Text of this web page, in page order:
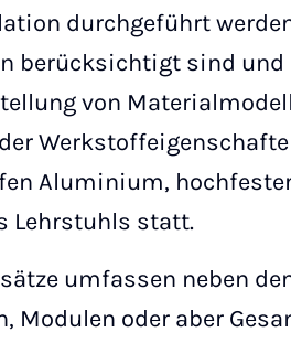
durchgeführt
berücksichtigt sind
von
Aluminium, hochfester
Lehrstuhls statt.
umfassen neben
Modulen oder aber